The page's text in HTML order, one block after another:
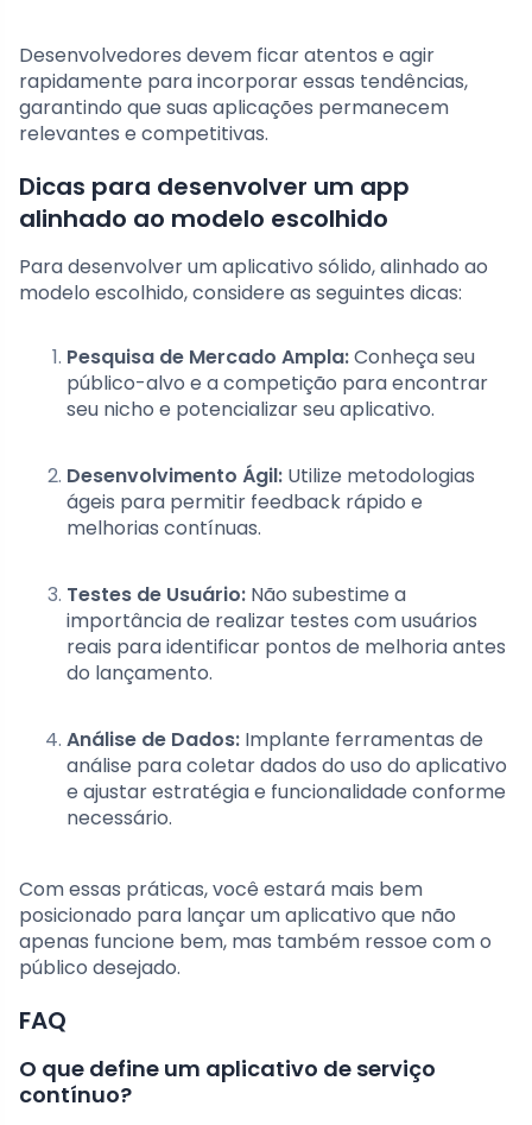
Desenvolvedores devem ficar atentos e agir
rapidamente para incorporar essas tendências,
garantindo que suas aplicações permanecem
relevantes e competitivas.
Dicas para desenvolver um app
alinhado ao modelo escolhido
Para desenvolver um aplicativo sólido, alinhado ao
modelo escolhido, considere as seguintes dicas:
Pesquisa de Mercado Ampla:Conheça seu
público-alvo e a competição para encontrar
seu nicho e potencializar seu aplicativo.
Desenvolvimento Ágil: Utilize metodologias
ágeis para permitir feedback rápido e
melhorias contínuas.
Testes de Usuário: Não subestime a
importância de realizar testes com usuários
reais para identificar pontos de melhoria antes
do lançamento.
Análise de Dados: Implante ferramentas de
análise para coletar dados do uso do aplicativo
e ajustar estratégia e funcionalidade conforme
necessário.
Com essas práticas, você estará mais bem
posicionado para lançar um aplicativo que não
apenas funcione bem, mas também ressoe com o
público desejado.
FAQ
O que define um aplicativo de serviço
contínuo?